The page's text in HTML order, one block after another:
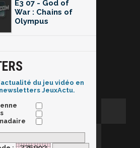
E3 07 - God of
War : Chains of
Olympus
du jeu vidéo en
JeuxActu.